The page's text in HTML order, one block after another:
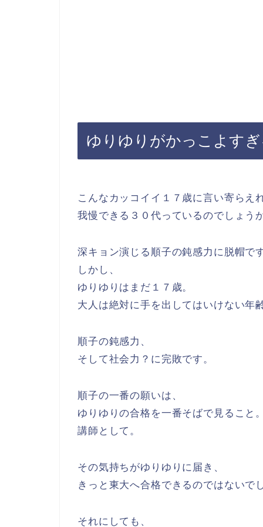
ゆりゆりがかっこよすぎ
こんなカッコイイ１７歳に言い寄らえ
我慢できる３０代っているのでしょう
深キョン演じる順子の鈍感力に脱帽で
しかし、
ゆりゆりはまだ１７歳。
大人は絶対に手を出してはいけない年
順子の鈍感力、
そして社会力？に完敗です。
順子の一番の願いは、
ゆりゆりの合格を一番そばで見ること。
講師として。
その気持ちがゆりゆりに届き、
きっと東大へ合格できるのではないで
それにしても、